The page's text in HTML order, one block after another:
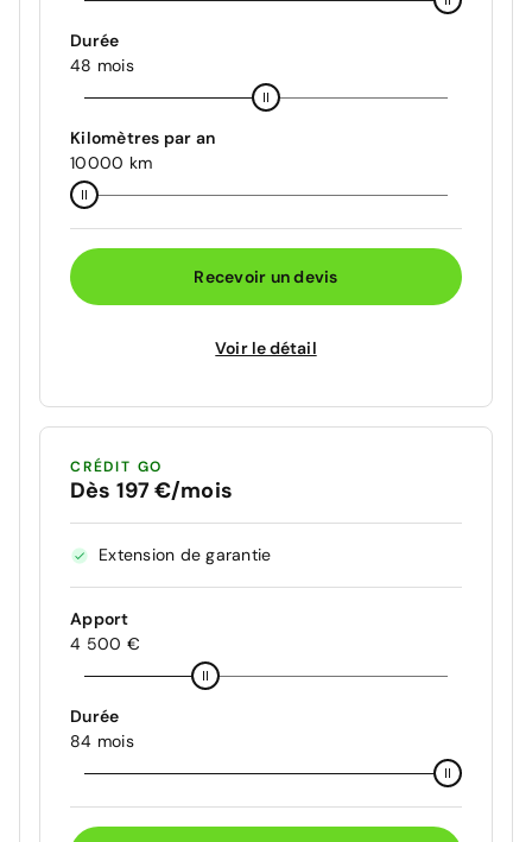
Durée
48 mois
Kilomètres par an
10000 km
Recevoir un devis
Voir le détail
CRÉDIT GO
Dès 197 €/mois
Extension de garantie
Apport
4 500 €
Durée
84 mois